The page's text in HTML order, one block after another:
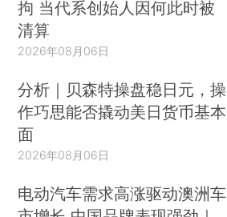
拘 当代系创始人因何此时被
清算
2026年08月06日
分析｜贝森特操盘稳日元，操
作巧思能否撬动美日货币基本
面
2026年08月06日
电动汽车需求高涨驱动澳洲车